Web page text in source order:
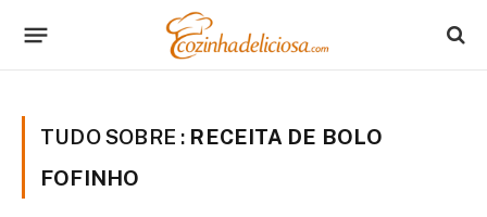
TUDO SOBRE : RECEITA DE BOLO
FOFINHO